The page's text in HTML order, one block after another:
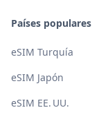
Países populares
eSIM Turquía
eSIM Japón
eSIM EE. UU.